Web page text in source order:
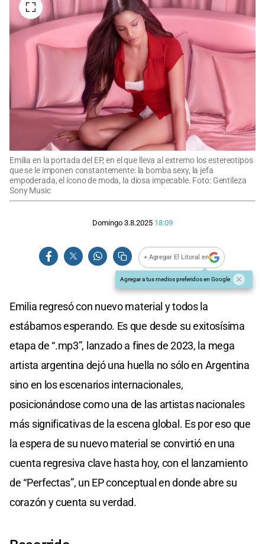
Emilia en la portada del EP, en el que lleva al extremo los estereotipos
que se le imponen constantemente: la bomba sexy, la jefa
empoderada, el ícono de moda, la diosa impecable. Foto: Gentileza
Sony Music
Domingo 3.8.2025 18:09
+ Agregar El Litoral en
Agregar a tus medios preferidos en Google
Emilia regresó con nuevo material y todos la
estábamos esperando. Es que desde su exitosísima
etapa de “.mp3”, lanzado a fines de 2023, la mega
artista argentina dejó una huella no sólo en Argentina
sino en los escenarios internacionales,
posicionándose como una de las artistas nacionales
más significativas de la escena global. Es por eso que
la espera de su nuevo material se convirtió en una
cuenta regresiva clave hasta hoy, con el lanzamiento
de “Perfectas”, un EP conceptual en donde abre su
corazón y cuenta su verdad.